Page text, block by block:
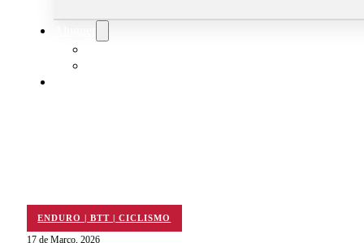
ENDURO | BTT | CICLISMO
17 de Março, 2026